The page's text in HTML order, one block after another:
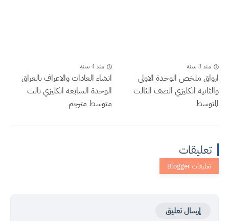
منذ 3 سنة
ارواق ملخص الوحدة الاولى
والثانية انكليزي الصف الثالث
المتوسط
منذ 4 سنة
انشاء العادات والاعراف بالعراق
الوحدة السابعة انكليزي ثالث
متوسط مترجم
تعليقات
إرسال تعليق